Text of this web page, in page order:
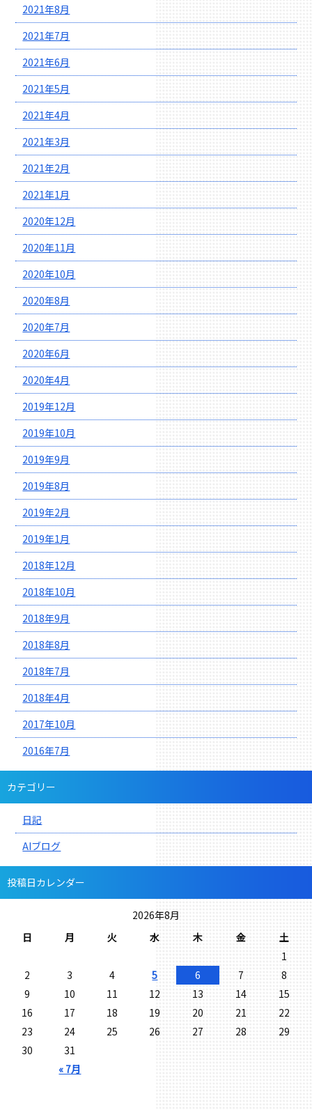
2021年8月
2021年7月
2021年6月
2021年5月
2021年4月
2021年3月
2021年2月
2021年1月
2020年12月
2020年11月
2020年10月
2020年8月
2020年7月
2020年6月
2020年4月
2019年12月
2019年10月
2019年9月
2019年8月
2019年2月
2019年1月
2018年12月
2018年10月
2018年9月
2018年8月
2018年7月
2018年4月
2017年10月
2016年7月
カテゴリー
日記
AIブログ
投稿日カレンダー
2026年8月
日
月 火 水 木 金 土
« 7月
1
2
3 4 5 6 7
8
9
10 11 12 13 14
15
16
17 18 19 20 21
22
23
24 25 26 27 28
29
30
31